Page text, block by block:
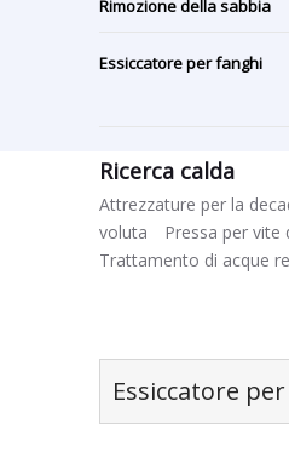
Rimozione della sabbia
Essiccatore per fanghi
Ricerca calda
Attrezzature per la
voluta
Pressa per vite
Trattamento di acque
Essiccatore